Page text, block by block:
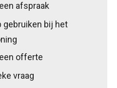
afspraak
gebruiken bij het
offerte
vraag